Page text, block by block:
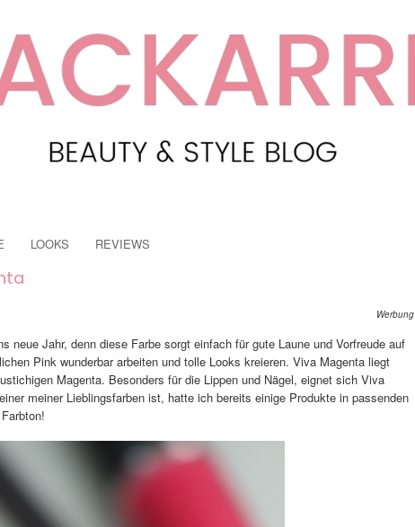
LOOKS REVIEWS
Werbung
neue Jahr, denn diese Farbe sorgt einfach für gute Laune und Vorfreude auf
Pink wunderbar arbeiten und tolle Looks kreieren. Viva Magenta liegt
Magenta. Besonders für die Lippen und Nägel, eignet sich Viva
meiner Lieblingsfarben ist, hatte ich bereits einige Produkte in passenden